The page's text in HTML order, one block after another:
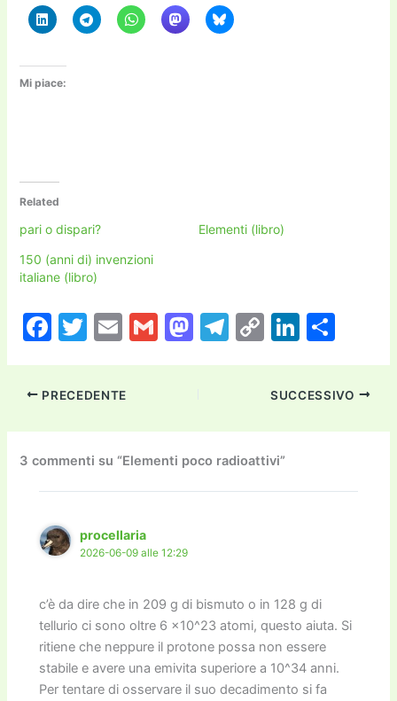
Mi piace:
Related
pari o dispari?
Elementi (libro)
150 (anni di) invenzioni
italiane (libro)
F
c
e
b
o
o
k
T
itt
er
E
ai
l
G
M
d
o
n
T
a
m
C
p
y
Li
n
k
Li
k
e
dI
n
di
vi
PRECEDENTE SUCCESSIVO
3 commenti su “Elementi poco radioattivi”
procellaria
2026-06-09 alle 12:29
c’è da dire che in 209 g di bismuto o in 128 g di
tellurio ci sono oltre 6 ×10^23 atomi, questo aiuta. Si
ritiene che neppure il protone possa non essere
stabile e avere una emivita superiore a 10^34 anni.
Per tentare di osservare il suo decadimento si fa